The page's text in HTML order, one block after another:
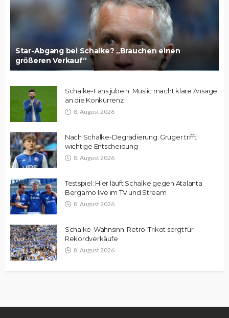
Star-Abgang bei Schalke? „Brauchen einen
größeren Verkauf“
Schalke-Fans jubeln: Muslic macht klare Ansage
an die Konkurrenz
8. August 2026
Nach Schalke-Degradierung: Grüger trifft
wichtige Entscheidung
8. August 2026
Testspiel: Hier läuft Schalke gegen Atalanta
Bergamo live im TV und Stream
8. August 2026
Schalke-Wahnsinn: Retro-Trikot sorgt für
Rekordverkäufe
8. August 2026